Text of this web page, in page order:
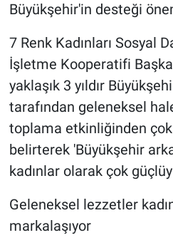
Büyükşehir'in desteği
7 Renk Kadınları Sosyal
İşletme Kooperatifi
yaklaşık 3 yıldır
tarafından geleneksel
toplama etkinliğinden çok
belirterek 'Büyükşehir
kadınlar olarak çok
Geleneksel lezzetler
markalaşıyor